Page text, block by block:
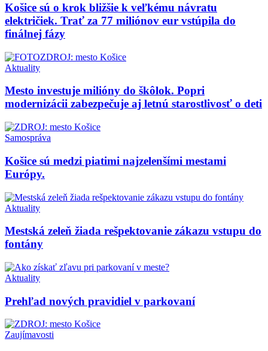
Košice sú o krok bližšie k veľkému návratu
električiek. Trať za 77 miliónov eur vstúpila do
finálnej fázy
Aktuality
Mesto investuje milióny do škôlok. Popri
modernizácii zabezpečuje aj letnú starostlivosť o deti
Samospráva
Košice sú medzi piatimi najzelenšími mestami
Európy.
Aktuality
Mestská zeleň žiada rešpektovanie zákazu vstupu do
fontány
Aktuality
Prehľad nových pravidiel v parkovaní
Zaujímavosti